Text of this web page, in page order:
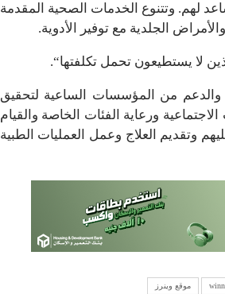
لهم. وتتنوع الخدمات الصحية المقدمة
الجلدية مع توفير الأدوية.
لا يستطيعون تحمل تكلفتها“.
من المؤسسات الساعية لتحقيق
ورعاية الفئات الخاصة والقيام
وتقديم العلاج وعمل العمليات الطبية
موقع وينرز